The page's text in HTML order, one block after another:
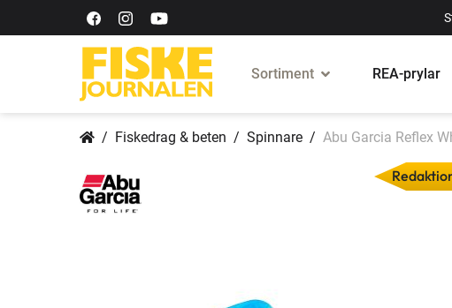
Sortiment REA-prylar
Fiskedrag & beten Spinnare Abu Garcia Reflex